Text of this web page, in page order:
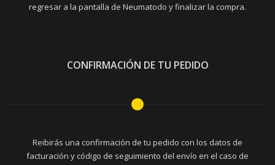
regresar a la pantalla de Neumatodo y finalizar la compra.
CONFIRMACIÓN DE TU PEDIDO
Reibirás una confirmación de tu pedido con los datos de
facturación y código de seguimiento del envío en el caso de